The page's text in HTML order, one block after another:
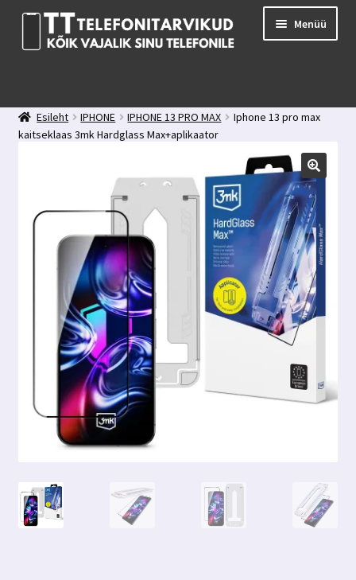
Liigu
navigeerimisele
Liigu
juurde
Menüü
Minu konto
Tagasiside
Esileht IPHONE IPHONE 13 PRO MAX
Iphone 13 pro max
kaitseklaas 3mk Hardglass Max+aplikaator